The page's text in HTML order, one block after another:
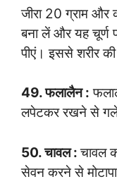
जीरा 20 ग्राम और
बना लें और यह चूर्ण
पीएं। इससे शरीर की
49. फलालैन :
लपेटकर रखने से गले
50. चावल :चावल
सेवन करने से मोटापा